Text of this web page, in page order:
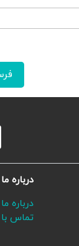
درباره ما
درباره ما
تماس با